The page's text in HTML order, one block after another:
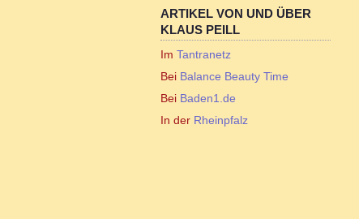
ARTIKEL VON UND ÜBER
KLAUS PEILL
Im Tantranetz
Bei Balance Beauty Time
Bei Baden1.de
In der Rheinpfalz